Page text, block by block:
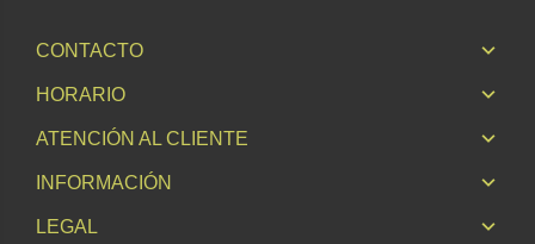
CONTACTO
HORARIO
ATENCIÓN AL CLIENTE
INFORMACIÓN
LEGAL